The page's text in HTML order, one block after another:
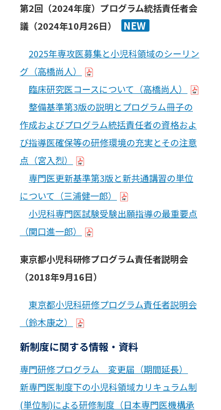
第2回（2024年度）プログラム統括責任者会
議（2024年10月26日）
NEW
2025年専攻医募集と小児科領域のシーリン
グ（高橋尚人）
臨床研究医コースについて（高橋尚人）
整備基準第3版の説明とプログラム冊子の
作成およびプログラム統括責任者の資格およ
び指導医確保等の研修環境の充実とその注意
点（宮入烈）
専門医更新基準第3版と新共通講習の単位
について（三浦健一郎）
小児科専門医試験受験出願指導の最重要点
（関口進一郎）
東京都小児科研修プログラム責任者説明会
（2018年9月16日）
東京都小児科研修プログラム責任者説明会
（鈴木康之）
新制度に関する情報・資料
専門研修プログラム 変更届（期間延長）
新専門医制度下の小児科領域カリキュラム制
(単位制)による研修制度（日本専門医機構承